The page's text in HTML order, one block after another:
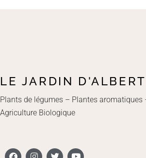
LE JARDIN D'ALBERT
Plants de légumes – Plantes aromatiques
Agriculture Biologique